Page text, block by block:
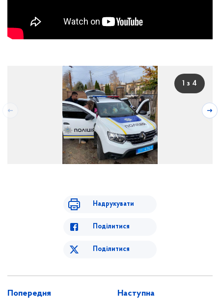
1 з 4
Надрукувати
Поділитися
Поділитися
Попередня Наступна